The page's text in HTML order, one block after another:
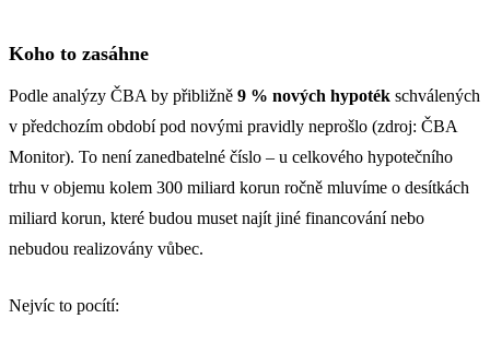
Koho to zasáhne
Podle analýzy ČBA by přibližně 9 % nových hypoték schválených
v předchozím období pod novými pravidly neprošlo (zdroj: ČBA
Monitor). To není zanedbatelné číslo – u celkového hypotečního
trhu v objemu kolem 300 miliard korun ročně mluvíme o desítkách
miliard korun, které budou muset najít jiné financování nebo
nebudou realizovány vůbec.
Nejvíc to pocítí: